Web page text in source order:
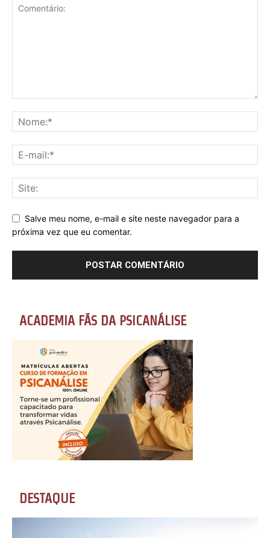
Salve meu nome, e-mail e site neste navegador para a
próxima vez que eu comentar.
ACADEMIA FÃS DA PSICANÁLISE
DESTAQUE